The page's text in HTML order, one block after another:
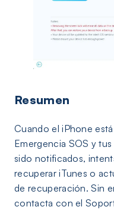
Resumen
Cuando el iPhone
Emergencia SOS y
sido notificados,
recuperar iTunes o
de recuperación. Sin
contacta con el